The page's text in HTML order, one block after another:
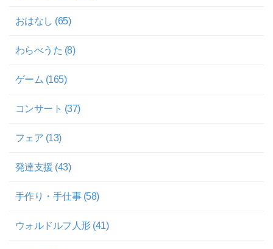
おはなし (65)
わらべうた (8)
ゲーム (165)
コンサート (37)
フェア (13)
発達支援 (43)
手作り・手仕事 (58)
ウォルドルフ人形 (41)